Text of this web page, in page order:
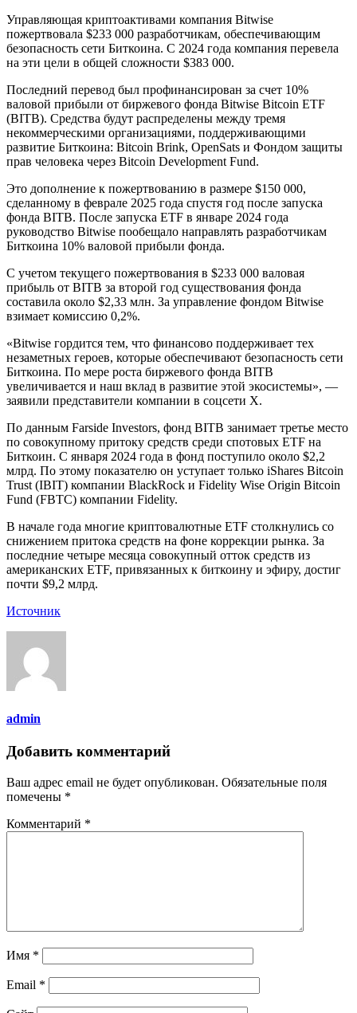
Управляющая криптоактивами компания Bitwise
пожертвовала $233 000 разработчикам, обеспечивающим
безопасность сети Биткоина. С 2024 года компания перевела
на эти цели в общей сложности $383 000.
Последний перевод был профинансирован за счет 10%
валовой прибыли от биржевого фонда Bitwise Bitcoin ETF
(BITB). Средства будут распределены между тремя
некоммерческими организациями, поддерживающими
развитие Биткоина: Bitcoin Brink, OpenSats и Фондом защиты
прав человека через Bitcoin Development Fund.
Это дополнение к пожертвованию в размере $150 000,
сделанному в феврале 2025 года спустя год после запуска
фонда BITB. После запуска ETF в январе 2024 года
руководство Bitwise пообещало направлять разработчикам
Биткоина 10% валовой прибыли фонда.
С учетом текущего пожертвования в $233 000 валовая
прибыль от BITB за второй год существования фонда
составила около $2,33 млн. За управление фондом Bitwise
взимает комиссию 0,2%.
«Bitwise гордится тем, что финансово поддерживает тех
незаметных героев, которые обеспечивают безопасность сети
Биткоина. По мере роста биржевого фонда BITB
увеличивается и наш вклад в развитие этой экосистемы», —
заявили представители компании в соцсети X.
По данным Farside Investors, фонд BITB занимает третье место
по совокупному притоку средств среди спотовых ETF на
Биткоин. С января 2024 года в фонд поступило около $2,2
млрд. По этому показателю он уступает только iShares Bitcoin
Trust (IBIT) компании BlackRock и Fidelity Wise Origin Bitcoin
Fund (FBTC) компании Fidelity.
В начале года многие криптовалютные ETF столкнулись со
снижением притока средств на фоне коррекции рынка. За
последние четыре месяца совокупный отток средств из
американских ETF, привязанных к биткоину и эфиру, достиг
почти $9,2 млрд.
Источник
admin
Добавить комментарий
Ваш адрес email не будет опубликован. Обязательные поля
помечены *
Комментарий *
Имя *
Email *